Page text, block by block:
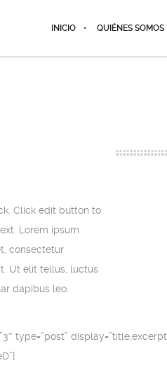
INICIO QUIÉNES SOMOS
Click edit button to
Lorem ipsum
consectetur
Ut elit tellus, luctus
dapibus leo.
type=”post”